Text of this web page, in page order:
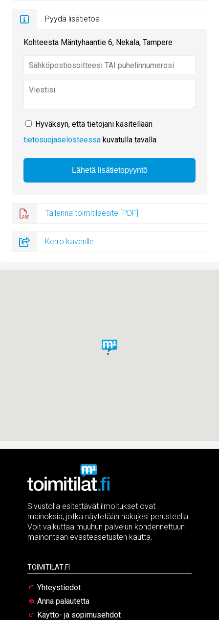
Pyydä lisätietoa
Kohteesta Mäntyhaantie 6, Nekala, Tampere
Hyväksyn, että tietojani käsitellään
tietosuojaselosteessa kuvatulla tavalla.
Tallenna toimitilaesite [PDF]
Kerro kaverille
Sivustolla esitettävät ilmoitukset ovat
mainoksia, jotka näytetään hakujesi perusteella.
Voit vaikuttaa muuhun palvelun kohdennettuun
mainontaan evästeasetusten kautta.
Toimitilat.fi
Yhteystiedot
Anna palautetta
Käyttö- ja sopimusehdot